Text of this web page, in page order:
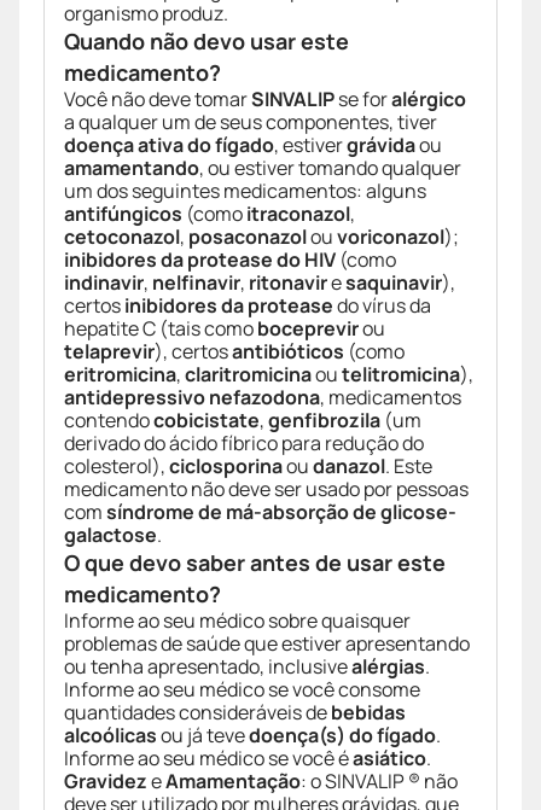
organismo produz.
Quando não devo usar este
medicamento?
Você não deve tomarSINVALIPse foralérgico
a qualquer um de seus componentes, tiver
doença ativa do fígado, estivergrávidaou
amamentando, ou estiver tomando qualquer
um dos seguintes medicamentos: alguns
antifúngicos (comoitraconazol,
cetoconazol, posaconazolouvoriconazol);
inibidores da protease do HIV (como
indinavir, nelfinavir, ritonaviresaquinavir),
certosinibidores da proteasedo vírus da
hepatite C (tais comoboceprevirou
telaprevir), certosantibióticos (como
eritromicina,claritromicinaoutelitromicina),
antidepressivo nefazodona, medicamentos
contendocobicistate,genfibrozila (um
derivado do ácido fíbrico para redução do
colesterol),ciclosporinaoudanazol. Este
medicamento não deve ser usado por pessoas
comsíndrome de má-absorção de glicose-
galactose.
O que devo saber antes de usar este
medicamento?
Informe ao seu médico sobre quaisquer
problemas de saúde que estiver apresentando
ou tenha apresentado, inclusivealérgias.
Informe ao seu médico se você consome
quantidades consideráveis debebidas
alcoólicasou já tevedoença(s) do fígado.
Informe ao seu médico se você éasiático.
GravidezeAmamentação: o SINVALIP ® não
deve ser utilizado por mulheres grávidas, que